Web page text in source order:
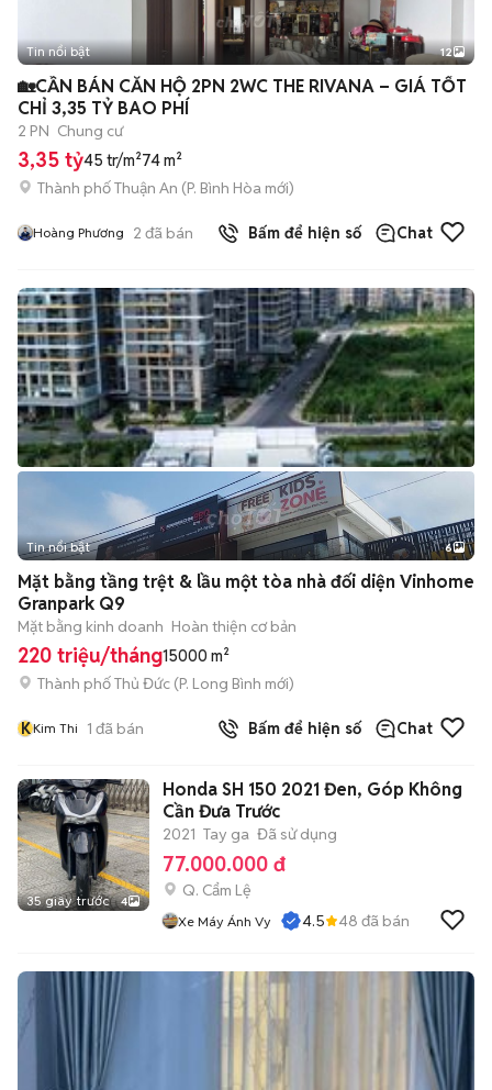
+2
Tin nổi bật 12
🏡CẦN BÁN CĂN HỘ 2PN 2WC THE RIVANA – GIÁ TỐT
CHỈ 3,35 TỶ BAO PHÍ
2 PN Chung cư
3,35 tỷ45 tr/m²74 m²
Thành phố Thuận An (P. Bình Hòa mới)
Hoàng Phương 2 đã bán Bấm để hiện số Chat
+2
Tin nổi bật 6
Mặt bằng tầng trệt & lầu một tòa nhà đối diện Vinhome
Granpark Q9
Mặt bằng kinh doanh Hoàn thiện cơ bản
220 triệu/tháng15000 m²
Thành phố Thủ Đức (P. Long Bình mới)
KKim Thi 1 đã bán Bấm để hiện số Chat
35 giây trước 4
Honda SH 150 2021 Đen, Góp Không
Cần Đưa Trước
2021 Tay ga Đã sử dụng
77.000.000 đ
Q. Cẩm Lệ
Xe Máy Ánh Vy 4.5 48 đã bán